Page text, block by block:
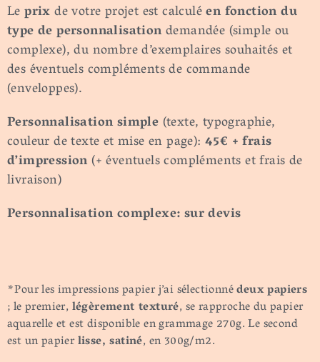
Leprixde votre projet est calculéen fonction du
type de personnalisationdemandée (simple ou
complexe), du nombre d’exemplaires souhaités et
des éventuels compléments de commande
(enveloppes).
Personnalisationsimple (texte, typographie,
couleur de texte et mise en page): 45€ + frais
d’impression (+ éventuels compléments et frais de
livraison)
Personnalisationcomplexe: surdevis
*Pour les impressions papier j’ai sélectionnédeux papiers
; le premier, légèrement texturé, se rapproche du papier
aquarelle et est disponible en grammage 270g. Le second
est un papierlisse, satiné, en 300g/m2.